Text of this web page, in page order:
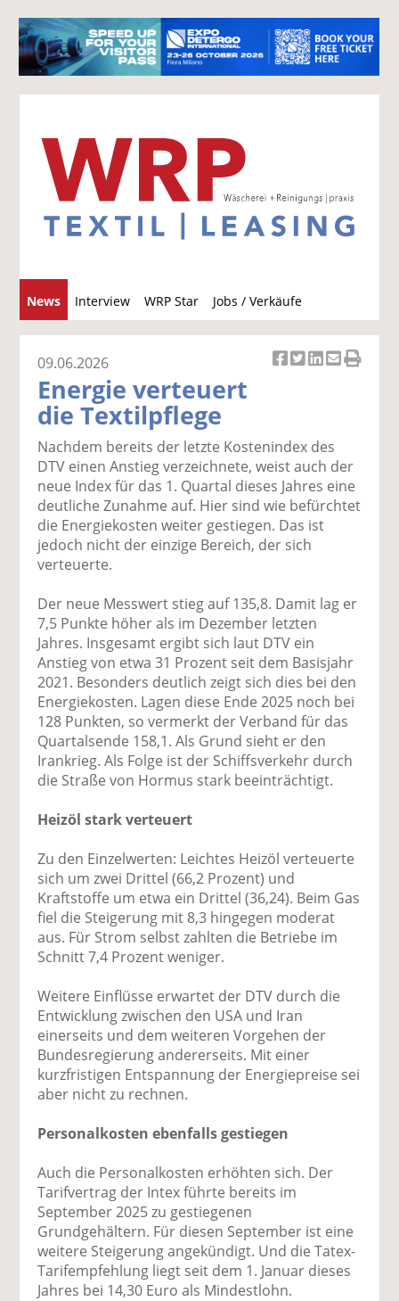
News Interview WRP Star Jobs / Verkäufe
u
c
el
a
uf
F
ac
e
b
o
k
te
il
e
n
el
t
wi
tt
er
n
el
a
uf
Li
n
k
e
n
te
il
e
n
p
er
E
m
se
d
e
n
ru
ck
e
09.06.2026
Energie verteuert
die Textilpflege
Nachdem bereits der letzte Kostenindex des
DTV einen Anstieg verzeichnete, weist auch der
neue Index für das 1. Quartal dieses Jahres eine
deutliche Zunahme auf. Hier sind wie befürchtet
die Energiekosten weiter gestiegen. Das ist
jedoch nicht der einzige Bereich, der sich
verteuerte.
Der neue Messwert stieg auf 135,8. Damit lag er
7,5 Punkte höher als im Dezember letzten
Jahres. Insgesamt ergibt sich laut DTV ein
Anstieg von etwa 31 Prozent seit dem Basisjahr
2021. Besonders deutlich zeigt sich dies bei den
Energiekosten. Lagen diese Ende 2025 noch bei
128 Punkten, so vermerkt der Verband für das
Quartalsende 158,1. Als Grund sieht er den
Irankrieg. Als Folge ist der Schiffsverkehr durch
die Straße von Hormus stark beeinträchtigt.
Heizöl stark verteuert
Zu den Einzelwerten: Leichtes Heizöl verteuerte
sich um zwei Drittel (66,2 Prozent) und
Kraftstoffe um etwa ein Drittel (36,24). Beim Gas
fiel die Steigerung mit 8,3 hingegen moderat
aus. Für Strom selbst zahlten die Betriebe im
Schnitt 7,4 Prozent weniger.
Weitere Einflüsse erwartet der DTV durch die
Entwicklung zwischen den USA und Iran
einerseits und dem weiteren Vorgehen der
Bundesregierung andererseits. Mit einer
kurzfristigen Entspannung der Energiepreise sei
aber nicht zu rechnen.
Personalkosten ebenfalls gestiegen
Auch die Personalkosten erhöhten sich. Der
Tarifvertrag der Intex führte bereits im
September 2025 zu gestiegenen
Grundgehältern. Für diesen September ist eine
weitere Steigerung angekündigt. Und die Tatex-
Tarifempfehlung liegt seit dem 1. Januar dieses
Jahres bei 14,30 Euro als Mindestlohn.